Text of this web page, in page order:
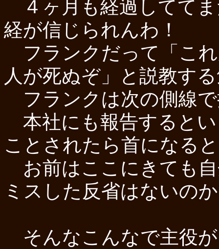
４ヶ月も経過してて
経が信じられんわ！
フランクだって「こ
人が死ぬぞ」と説教す
フランクは次の側線
本社にも報告すると
ことされたら首になる
お前はここにきても
ミスした反省はないの
そんなこんなで主役